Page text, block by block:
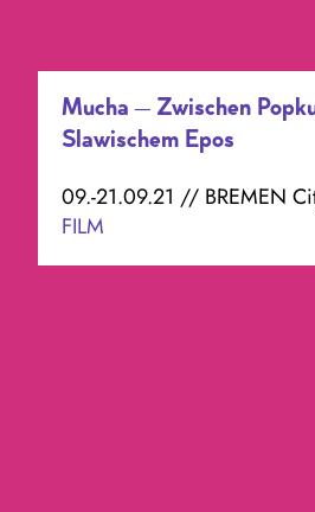
Mucha – Zwischen
Slawischem Epos
09.-21.09.21 // BREMEN
FILM